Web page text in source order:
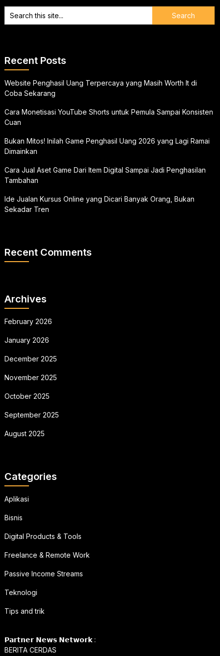
Recent Posts
Website Penghasil Uang Terpercaya yang Masih Worth It di
Coba Sekarang
Cara Monetisasi YouTube Shorts untuk Pemula Sampai Konsisten
Cuan
Bukan Mitos! Inilah Game Penghasil Uang 2026 yang Lagi Ramai
Dimainkan
Cara Jual Aset Game Dari Item Digital Sampai Jadi Penghasilan
Tambahan
Ide Jualan Kursus Online yang Dicari Banyak Orang, Bukan
Sekadar Tren
Recent Comments
Archives
February 2026
January 2026
December 2025
November 2025
October 2025
September 2025
August 2025
Categories
Aplikasi
Bisnis
Digital Products & Tools
Freelance & Remote Work
Passive Income Streams
Teknologi
Tips and trik
𝗣𝗮𝗿𝘁𝗻𝗲𝗿 𝗡𝗲𝘄𝘀 𝗡𝗲𝘁𝘄𝗼𝗿𝗸 :
BERITA CERDAS